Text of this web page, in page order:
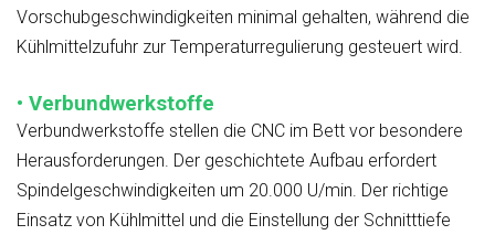
Vorschubgeschwindigkeiten minimal gehalten, während die
Kühlmittelzufuhr zur Temperaturregulierung gesteuert wird.
• Verbundwerkstoffe
Verbundwerkstoffe stellen die CNC im Bett vor besondere
Herausforderungen. Der geschichtete Aufbau erfordert
Spindelgeschwindigkeiten um 20.000 U/min. Der richtige
Einsatz von Kühlmittel und die Einstellung der Schnitttiefe